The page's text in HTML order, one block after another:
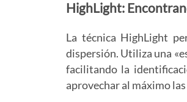
HighLight:
La técnica HighLight
dispersión. Utiliza una
facilitando la
aprovechar al máximo